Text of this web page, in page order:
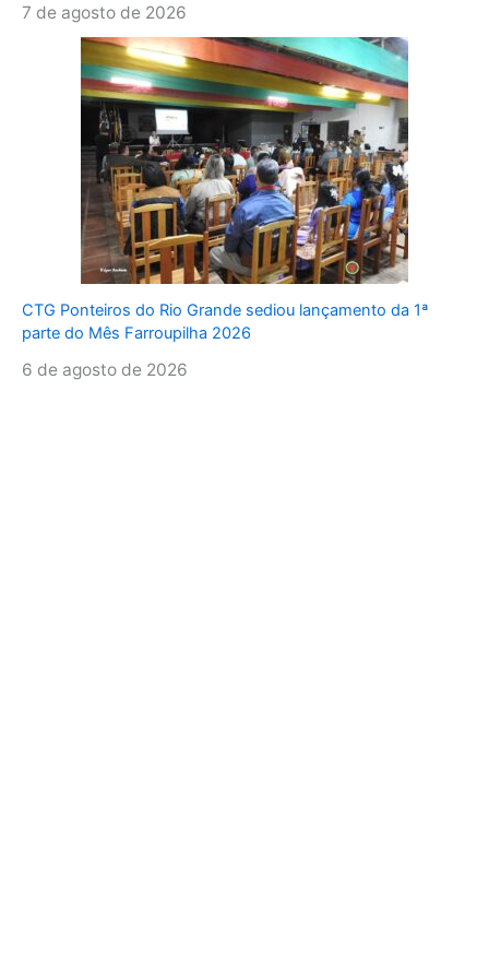
7 de agosto de 2026
CTG Ponteiros do Rio Grande sediou lançamento da 1ª
parte do Mês Farroupilha 2026
6 de agosto de 2026